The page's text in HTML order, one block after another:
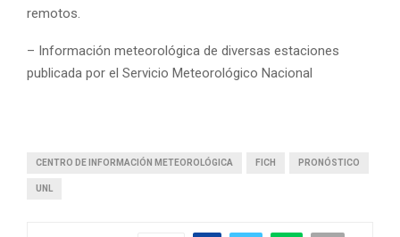
remotos.
– Información meteorológica de diversas estaciones
publicada por el Servicio Meteorológico Nacional
CENTRO DE INFORMACIÓN METEOROLÓGICA FICH PRONÓSTICO
UNL